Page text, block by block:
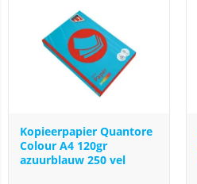
Kopieerpapier Quantore
Colour A4 120gr
azuurblauw 250 vel